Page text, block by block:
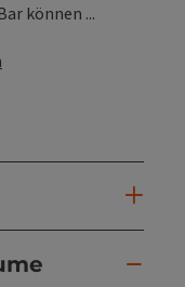
können ...